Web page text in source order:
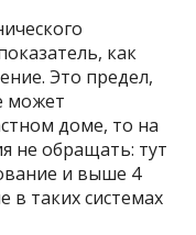
как
Это предел,
может
доме, то на
не обращать: тут
и выше 4
в таких системах